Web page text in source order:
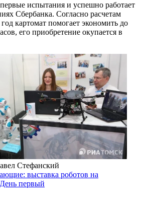
испытания и успешно работает
Сбербанка. Согласно расчетам
картомат помогает экономить до
его приобретение окупается в
Стефанский
выставка роботов на
первый